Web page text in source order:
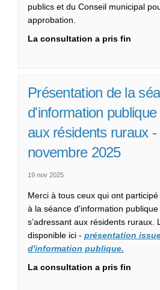
publics et du Conseil municipal
approbation.
La consultation a pris fin
Présentation de la
d'information publique
aux résidents ruraux -
novembre 2025
19 nov 2025
Merci à tous ceux qui ont participé
à la séance d'information
s’adressant aux résidents ruraux.
disponible ici - présentation
d'information publique.
La consultation a pris fin